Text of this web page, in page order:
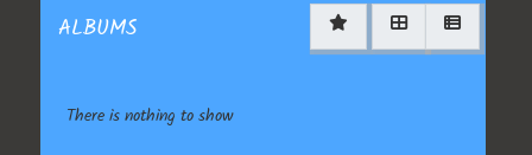
ALBUMS
There is nothing to show